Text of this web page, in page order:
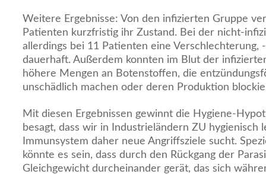
Weitere Ergebnisse: Von den infizierten Gruppe
Patienten kurzfristig ihr Zustand. Bei der nicht-
allerdings bei 11 Patienten eine Verschlechterung,
dauerhaft. Außerdem konnten im Blut der
höhere Mengen an Botenstoffen, die
unschädlich machen oder deren Produktion
Mit diesen Ergebnissen gewinnt die Hygiene-
besagt, dass wir in Industrieländern ZU hygienisch
Immunsystem daher neue Angriffsziele sucht.
könnte es sein, dass durch den Rückgang der
Gleichgewicht durcheinander gerät, das sich